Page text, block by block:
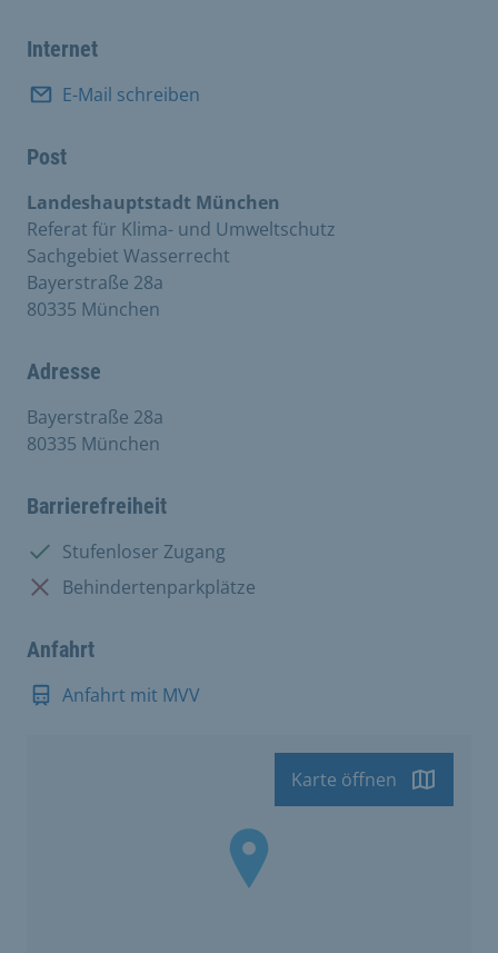
Internet
E-Mail schreiben
Post
Landeshauptstadt München
Referat für Klima- und Umweltschutz
Sachgebiet Wasserrecht
Bayerstraße 28a
80335 München
Adresse
Bayerstraße 28a
80335 München
Barrierefreiheit
Vorhanden:
Stufenloser Zugang
Nicht vorhanden:
Behindertenparkplätze
Anfahrt
Anfahrt mit MVV
Karte öffnen